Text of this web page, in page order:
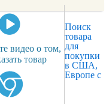
видео о том,
товар
Поиск
товара
для
покупки
в США,
Европе с